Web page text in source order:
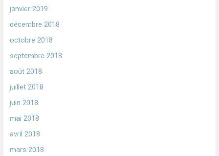
janvier 2019
décembre 2018
octobre 2018
septembre 2018
août 2018
juillet 2018
juin 2018
mai 2018
avril 2018
mars 2018